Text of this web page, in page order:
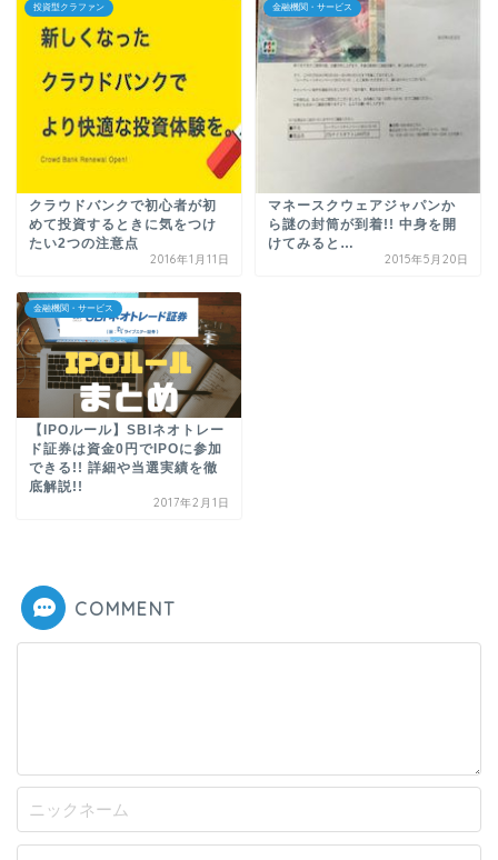
投資型クラファン
クラウドバンクで初心者が初
めて投資するときに気をつけ
たい2つの注意点
2016年1月11日
金融機関・サービス
マネースクウェアジャパンか
ら謎の封筒が到着!! 中身を開
けてみると…
2015年5月20日
金融機関・サービス
【IPOルール】SBIネオトレー
ド証券は資金0円でIPOに参加
できる!! 詳細や当選実績を徹
底解説!!
2017年2月1日
COMMENT